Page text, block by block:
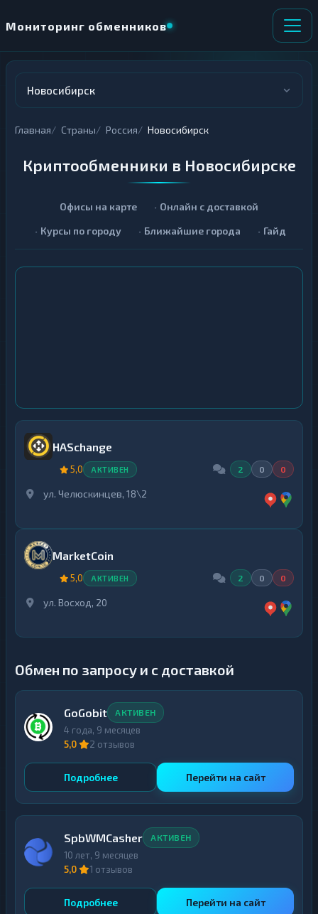
Мониторинг обменников
Новосибирск
Главная Страны Россия Новосибирск
Криптообменники в Новосибирске
Офисы на карте
Онлайн с доставкой
Курсы по городу
Ближайшие города Гайд
HASchange
5,0 АКТИВЕН 2 0 0
ул. Челюскинцев, 18\2
MarketCoin
5,0 АКТИВЕН 2 0 0
ул. Восход, 20
Обмен по запросу и с доставкой
GoGobit АКТИВЕН
4 года, 9 месяцев
5,0
2 отзывов
Подробнее Перейти на сайт
SpbWMCasher АКТИВЕН
10 лет, 9 месяцев
5,0
1 отзывов
Подробнее Перейти на сайт